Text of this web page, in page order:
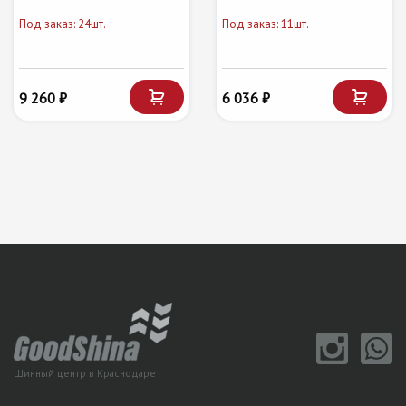
Под заказ: 24шт.
9 260 ₽
Под заказ: 11шт.
6 036 ₽
Шинный центр в Краснодаре